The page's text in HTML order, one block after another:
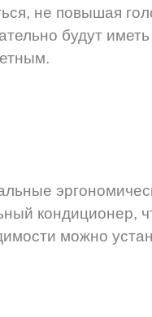
не повышая
будут
кондиционер,
можно